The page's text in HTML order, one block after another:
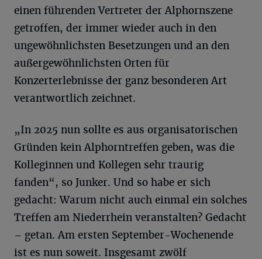
einen führenden Vertreter der Alphornszene
getroffen, der immer wieder auch in den
ungewöhnlichsten Besetzungen und an den
außergewöhnlichsten Orten für
Konzerterlebnisse der ganz besonderen Art
verantwortlich zeichnet.
„In 2025 nun sollte es aus organisatorischen
Gründen kein Alphorntreffen geben, was die
Kolleginnen und Kollegen sehr traurig
fanden“, so Junker. Und so habe er sich
gedacht: Warum nicht auch einmal ein solches
Treffen am Niederrhein veranstalten? Gedacht
– getan. Am ersten September-Wochenende
ist es nun soweit. Insgesamt zwölf